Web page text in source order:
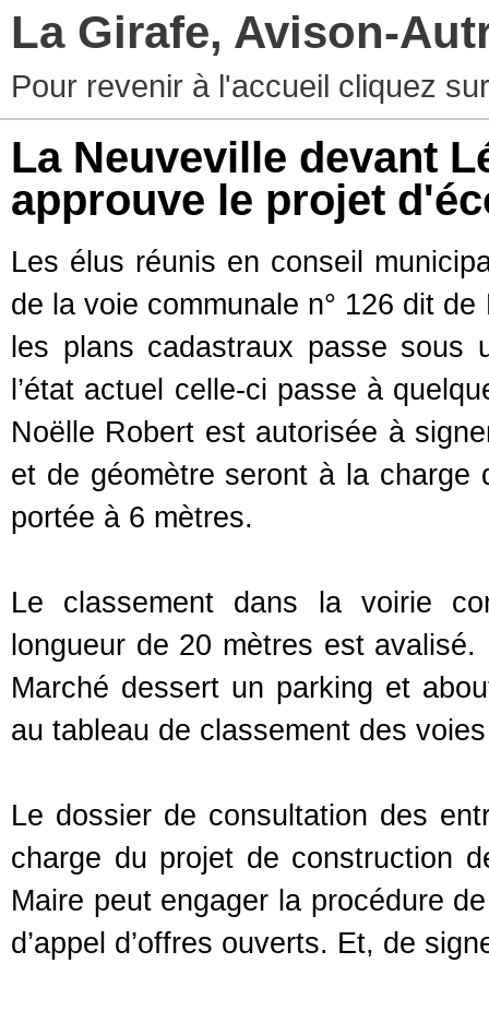
La Girafe, Avison-
Pour revenir à l'accueil cliquez
La Neuveville devant
approuve le projet
Les élus réunis en conseil
de la voie communale n° 126 dit
les plans cadastraux passe sous
l’état actuel celle-ci passe à
Noëlle Robert est autorisée à
et de géomètre seront à la charge
portée à 6 mètres.
Le classement dans la voirie
longueur de 20 mètres est
Marché dessert un parking et
au tableau de classement des
Le dossier de consultation des
charge du projet de construction
Maire peut engager la procédure
d’appel d’offres ouverts. Et, de